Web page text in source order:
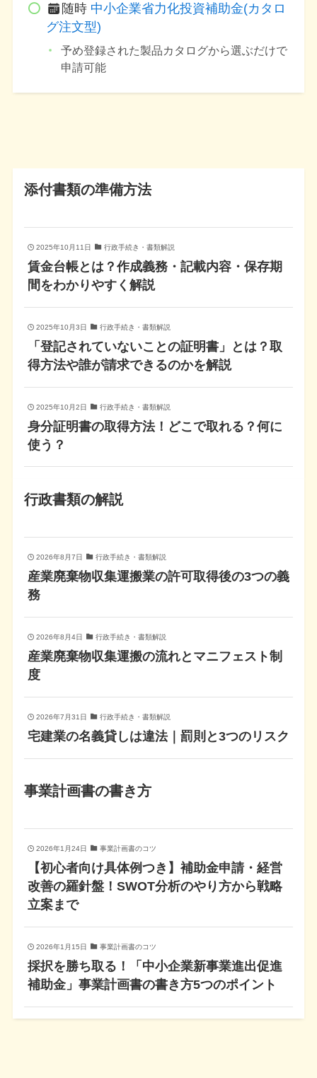
随時 中小企業省力化投資補助金(カタロ
グ注文型)
予め登録された製品カタログから選ぶだけで
申請可能
添付書類の準備方法
2025年10月11日 行政手続き・書類解説
賃金台帳とは？作成義務・記載内容・保存期
間をわかりやすく解説
2025年10月3日 行政手続き・書類解説
「登記されていないことの証明書」とは？取
得方法や誰が請求できるのかを解説
2025年10月2日 行政手続き・書類解説
身分証明書の取得方法！どこで取れる？何に
使う？
行政書類の解説
2026年8月7日 行政手続き・書類解説
産業廃棄物収集運搬業の許可取得後の3つの義
務
2026年8月4日 行政手続き・書類解説
産業廃棄物収集運搬の流れとマニフェスト制
度
2026年7月31日 行政手続き・書類解説
宅建業の名義貸しは違法｜罰則と3つのリスク
事業計画書の書き方
2026年1月24日 事業計画書のコツ
【初心者向け具体例つき】補助金申請・経営
改善の羅針盤！SWOT分析のやり方から戦略
立案まで
2026年1月15日 事業計画書のコツ
採択を勝ち取る！「中小企業新事業進出促進
補助金」事業計画書の書き方5つのポイント